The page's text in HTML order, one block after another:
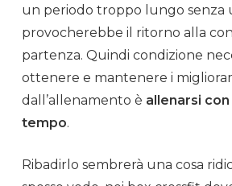
un periodo troppo lungo senza
provocherebbe il ritorno alla
partenza. Quindi condizione
ottenere e mantenere i
dall’allenamento è allenarsi
tempo.
Ribadirlo sembrerà una cosa